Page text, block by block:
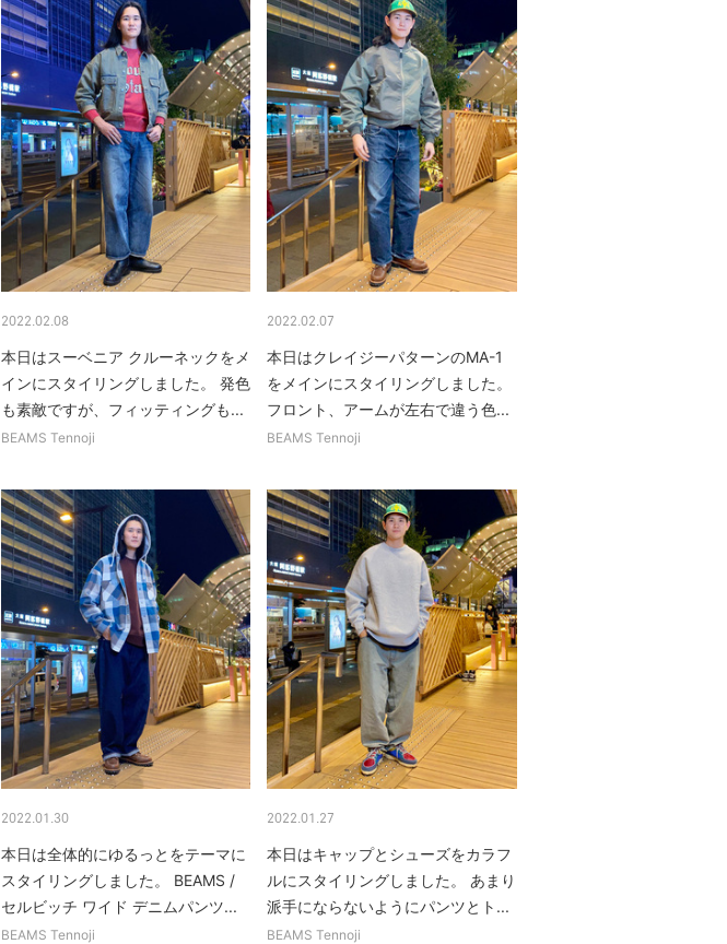
2022.02.08
本日はスーベニア クルーネックをメ
インにスタイリングしました。 発色
も素敵ですが、フィッティングも...
BEAMS Tennoji
2022.02.07
本日はクレイジーパターンのMA-1
をメインにスタイリングしました。
フロント、アームが左右で違う色...
BEAMS Tennoji
2022.01.30
本日は全体的にゆるっとをテーマに
スタイリングしました。 BEAMS /
セルビッチ ワイド デニムパンツ...
BEAMS Tennoji
2022.01.27
本日はキャップとシューズをカラフ
ルにスタイリングしました。 あまり
派手にならないようにパンツとト...
BEAMS Tennoji